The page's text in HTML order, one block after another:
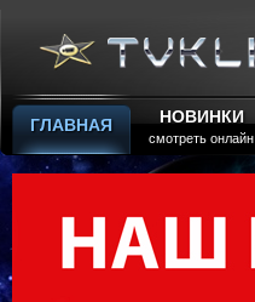
ГЛАВНАЯ НОВИНКИ
смотреть онлайн